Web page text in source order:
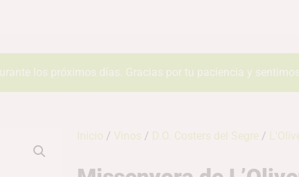
los próximos días. Gracias por tu paciencia y
Inicio / Vinos / D.O. Costers del Segre /